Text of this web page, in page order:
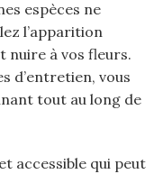
espèces ne
l’apparition
nuire à vos fleurs.
d’entretien, vous
tout au long de
accessible qui peut